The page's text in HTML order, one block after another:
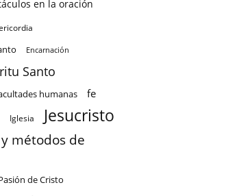
en la oración
Encarnación
Santo
humanas fe
Iglesia Jesucristo
métodos de
de Cristo